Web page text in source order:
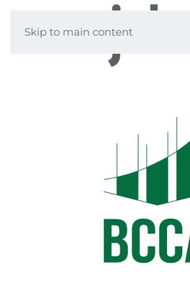
Skip to main content